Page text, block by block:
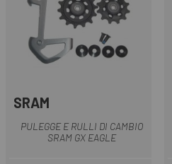
SRAM
PULEGGE E RULLI DI CAMBIO
SRAM GX EAGLE